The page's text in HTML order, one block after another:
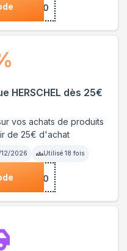
***LETT10
HERSCHEL dès 25€
vos achats de produits
de 25€ d'achat
12/2026 Utilisé 18 fois
10